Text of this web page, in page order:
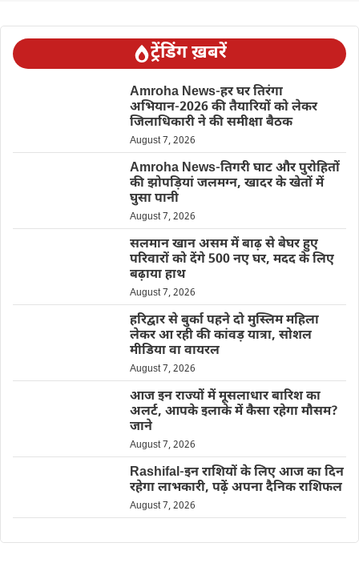
ट्रेंडिंग ख़बरें
Amroha News-हर घर तिरंगा
अभियान-2026 की तैयारियों को लेकर
जिलाधिकारी ने की समीक्षा बैठक
August 7, 2026
Amroha News-तिगरी घाट और पुरोहितों
की झोपड़ियां जलमग्न, खादर के खेतों में
घुसा पानी
August 7, 2026
सलमान खान असम में बाढ़ से बेघर हुए
परिवारों को देंगे 500 नए घर, मदद के लिए
बढ़ाया हाथ
August 7, 2026
हरिद्वार से बुर्का पहने दो मुस्लिम महिला
लेकर आ रही की कांवड़ यात्रा, सोशल
मीडिया वा वायरल
August 7, 2026
आज इन राज्यों में मूसलाधार बारिश का
अलर्ट, आपके इलाके में कैसा रहेगा मौसम?
जाने
August 7, 2026
Rashifal-इन राशियों के लिए आज का दिन
रहेगा लाभकारी, पढ़ें अपना दैनिक राशिफल
August 7, 2026